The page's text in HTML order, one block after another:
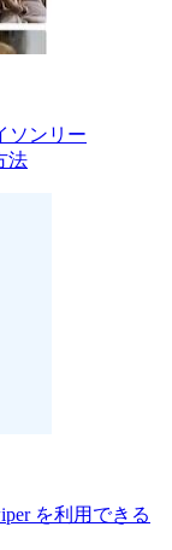
ソンリー
法
を利用できる